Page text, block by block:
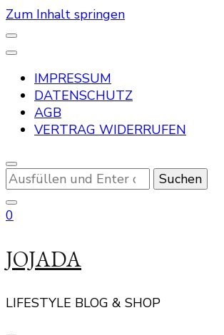
Zum Inhalt springen
IMPRESSUM
DATENSCHUTZ
AGB
VERTRAG WIDERRUFEN
Suchst
du
nach
0
JOJADA
LIFESTYLE BLOG & SHOP